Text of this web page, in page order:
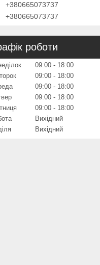
+380665073737
+380665073737
роботи
09:00
18:00
09:00
18:00
09:00
18:00
09:00
18:00
09:00
18:00
Вихідний
Вихідний